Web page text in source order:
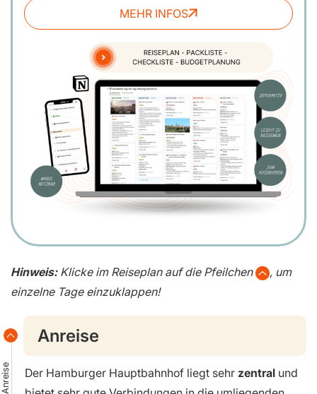
MEHR INFOS
Hinweis: Klicke im Reiseplan auf die Pfeilchen
, um
einzelne Tage einzuklappen!
Anreise
Anreise
Der Hamburger Hauptbahnhof liegt sehr zentralund